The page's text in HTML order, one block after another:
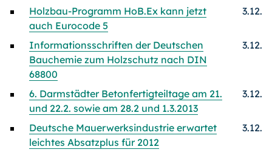
Holzbau-Programm HoB.Ex kann jetzt
auch Eurocode 5
3.12.
Informationsschriften der Deutschen
Bauchemie zum Holzschutz nach DIN
68800
3.12.
6. Darmstädter Betonfertigteiltage am 21.
und 22.2. sowie am 28.2 und 1.3.2013
3.12.
Deutsche Mauerwerksindustrie erwartet
leichtes Absatzplus für 2012
3.12.